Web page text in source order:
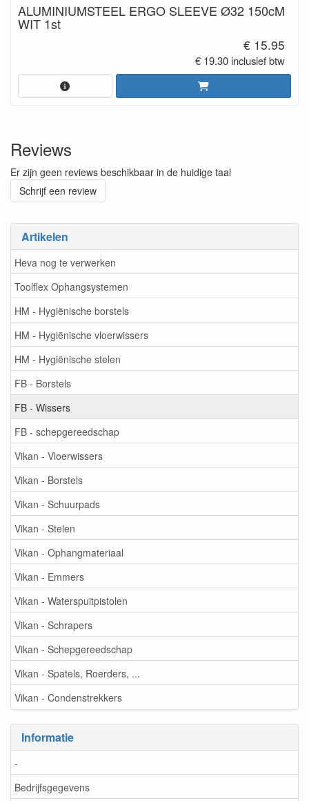
Artikelen
Heva nog te verwerken
Toolflex Ophangsystemen
HM - Hygiënische borstels
HM - Hygiënische vloerwissers
HM - Hygiënische stelen
FB - Borstels
FB - Wissers
FB - schepgereedschap
Vikan - Vloerwissers
Vikan - Borstels
Vikan - Schuurpads
Vikan - Stelen
Vikan - Ophangmateriaal
Vikan - Emmers
Vikan - Waterspuitpistolen
Vikan - Schrapers
Vikan - Schepgereedschap
Vikan - Spatels, Roerders, ...
Vikan - Condenstrekkers
Informatie
-
Bedrijfsgegevens
ALUMINIUMSTEEL ERGO SLEEVE Ø32 150cM
WIT 1st
€ 15.95
€ 19.30 inclusief btw
Reviews
Er zijn geen reviews beschikbaar in de huidige taal
Schrijf een review